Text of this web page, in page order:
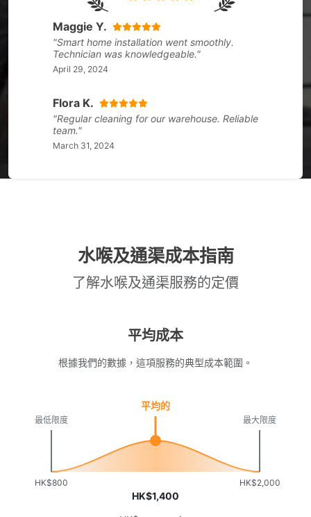
Maggie Y.
"Smart home installation went smoothly.
Technician was knowledgeable."
April 29, 2024
Flora K.
"Regular cleaning for our warehouse. Reliable
team."
March 31, 2024
水喉及通渠成本指南
了解水喉及通渠服務的定價
平均成本
根據我們的數據，這項服務的典型成本範圍。
HK$800
最低限度
HK$2,000
最大限度
平均的
HK$1,400